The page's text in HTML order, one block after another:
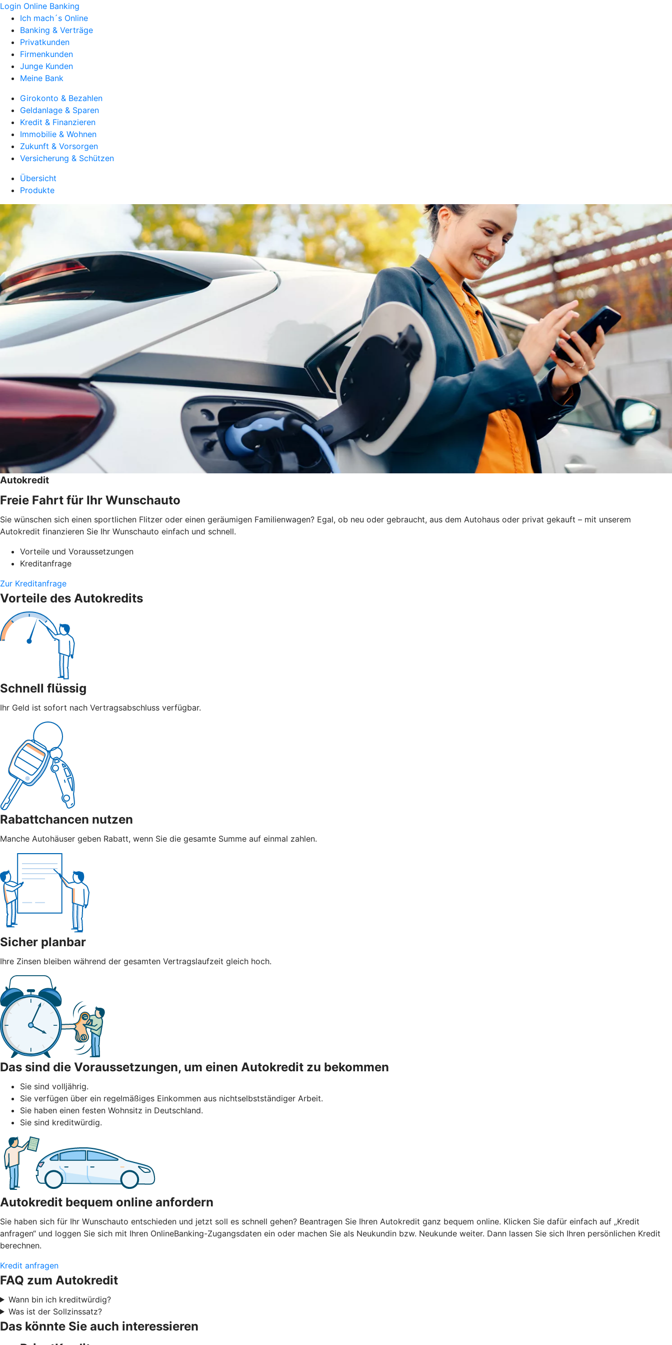
Login Online Banking
Ich mach´s Online
Banking & Verträge
Privatkunden
Firmenkunden
Junge Kunden
Meine Bank
Girokonto & Bezahlen
Geldanlage & Sparen
Kredit & Finanzieren
Immobilie & Wohnen
Zukunft & Vorsorgen
Versicherung & Schützen
Übersicht
Produkte
Autokredit
Freie Fahrt für Ihr Wunschauto
Sie wünschen sich einen sportlichen Flitzer oder einen geräumigen Familienwagen? Egal, ob neu oder gebraucht, aus dem Autohaus oder privat gekauft – mit unserem
Autokredit finanzieren Sie Ihr Wunschauto einfach und schnell.
Vorteile und Voraussetzungen
Kreditanfrage
Zur Kreditanfrage
Vorteile des Autokredits
Schnell flüssig
Ihr Geld ist sofort nach Vertragsabschluss verfügbar.
Rabattchancen nutzen
Manche Autohäuser geben Rabatt, wenn Sie die gesamte Summe auf einmal zahlen.
Sicher planbar
Ihre Zinsen bleiben während der gesamten Vertragslaufzeit gleich hoch.
Das sind die Voraussetzungen, um einen Autokredit zu bekommen
Sie sind volljährig.
Sie verfügen über ein regelmäßiges Einkommen aus nichtselbstständiger Arbeit.
Sie haben einen festen Wohnsitz in Deutschland.
Sie sind kreditwürdig.
Autokredit bequem online anfordern
Sie haben sich für Ihr Wunschauto entschieden und jetzt soll es schnell gehen? Beantragen Sie Ihren Autokredit ganz bequem online. Klicken Sie dafür einfach auf „Kredit
anfragen“ und loggen Sie sich mit Ihren OnlineBanking-Zugangsdaten ein oder machen Sie als Neukundin bzw. Neukunde weiter. Dann lassen Sie sich Ihren persönlichen Kredit
berechnen.
Kredit anfragen
FAQ zum Autokredit
Wann bin ich kreditwürdig?
Was ist der Sollzinssatz?
Das könnte Sie auch interessieren